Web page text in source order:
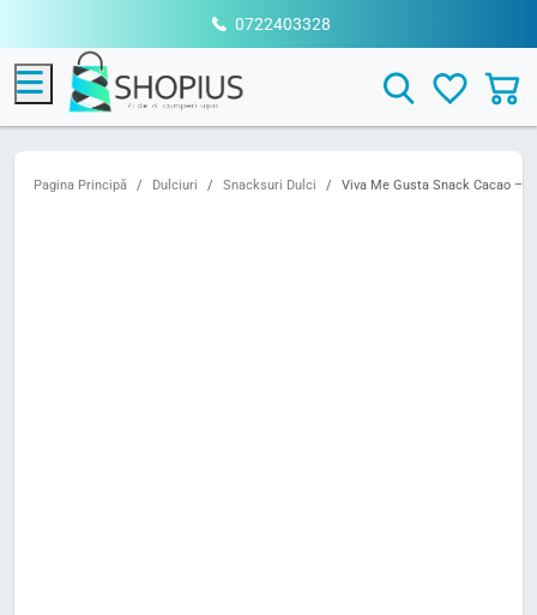
0722403328
Menu Search
Pagina Principă Dulciuri Snacksuri Dulci Viva Me Gusta Snack Cacao –